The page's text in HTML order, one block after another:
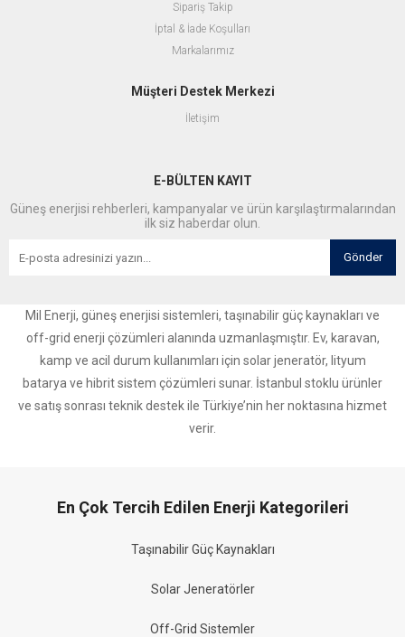
Sipariş Takip
İptal & İade Koşulları
Markalarımız
Müşteri Destek Merkezi
İletişim
E-BÜLTEN KAYIT
Güneş enerjisi rehberleri, kampanyalar ve ürün karşılaştırmalarından
ilk siz haberdar olun.
Gönder
Mil Enerji, güneş enerjisi sistemleri, taşınabilir güç kaynakları ve
off-grid enerji çözümleri alanında uzmanlaşmıştır. Ev, karavan,
kamp ve acil durum kullanımları için solar jeneratör, lityum
batarya ve hibrit sistem çözümleri sunar. İstanbul stoklu ürünler
ve satış sonrası teknik destek ile Türkiye’nin her noktasına hizmet
verir.
En Çok Tercih Edilen Enerji Kategorileri
Taşınabilir Güç Kaynakları
Solar Jeneratörler
Off-Grid Sistemler